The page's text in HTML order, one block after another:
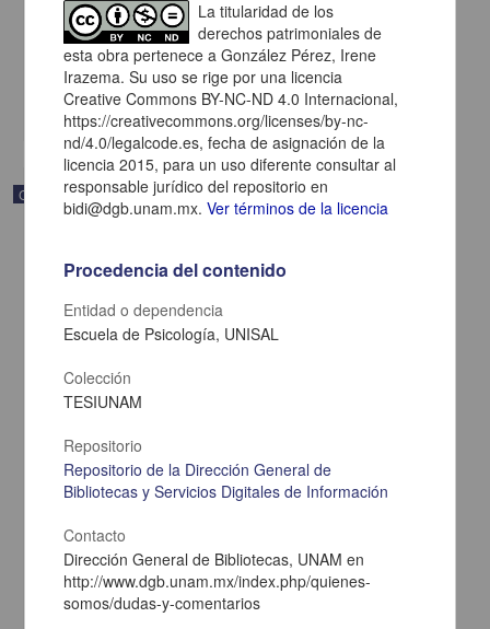
una fotografía
Pitman, H. C.
[sin fecha]
Multidisciplina
Correspondencia postal
en la ranchería de Samalayuca
Pérez, Zeferino
[sin fecha]
Multidisciplina
La titularidad de los
derechos patrimoniales de
esta obra pertenece a González Pérez, Irene
Irazema. Su uso se rige por una licencia
Creative Commons BY-NC-ND 4.0 Internacional,
https://creativecommons.org/licenses/by-nc-
nd/4.0/legalcode.es, fecha de asignación de la
licencia 2015, para un uso diferente consultar al
responsable jurídico del repositorio en
bidi@dgb.unam.mx.Ver términos de la licencia
Procedencia del contenido
Entidad o dependencia
Escuela de Psicología, UNISAL
Colección
TESIUNAM
Repositorio
Repositorio de la Dirección General de
Bibliotecas y Servicios Digitales de Información
Contacto
Dirección General de Bibliotecas, UNAM en
http://www.dgb.unam.mx/index.php/quienes-
somos/dudas-y-comentarios